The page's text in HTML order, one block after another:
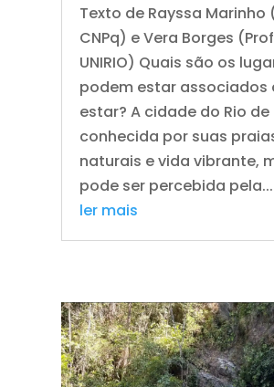
Texto de Rayssa Marinho
CNPq) e Vera Borges
UNIRIO) Quais são os
podem estar associados
estar? A cidade do Rio
conhecida por suas
naturais e vida vibrante,
pode ser percebida pela...
ler mais